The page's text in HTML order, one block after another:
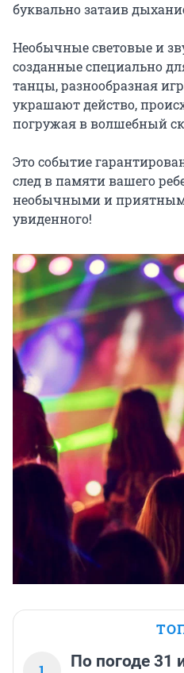
буквально затаив
Необычные световые и
созданные специально
танцы, разнообразная
украшают действо,
погружая в волшебный
Это событие
след в памяти вашего
необычными и
увиденного!
По погоде